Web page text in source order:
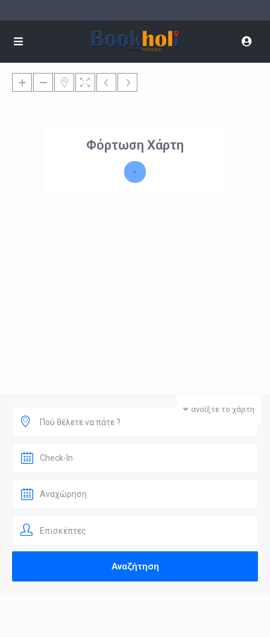
Φόρτωση Χάρτη
ανοίξτε το χάρτη
Πού θέλετε να πάτε ?
Επισκέπτες